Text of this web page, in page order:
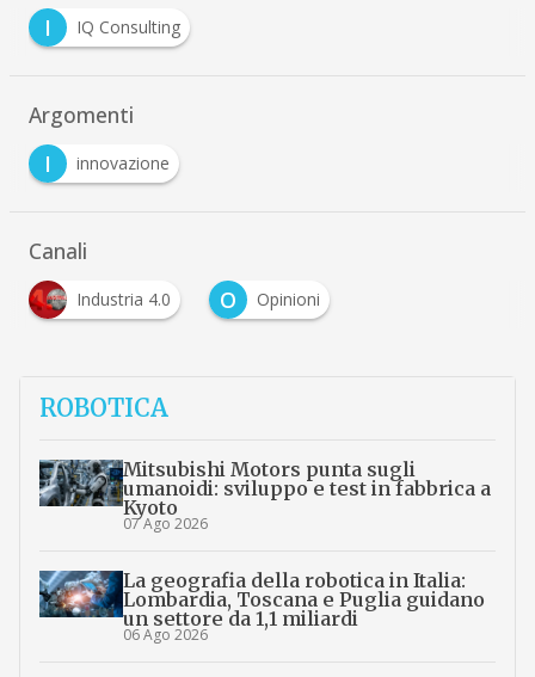
I
IQ Consulting
Argomenti
I
innovazione
Canali
Industria 4.0 O Opinioni
ROBOTICA
Mitsubishi Motors punta sugli
umanoidi: sviluppo e test in fabbrica a
Kyoto
07 Ago 2026
La geografia della robotica in Italia:
Lombardia, Toscana e Puglia guidano
un settore da 1,1 miliardi
06 Ago 2026